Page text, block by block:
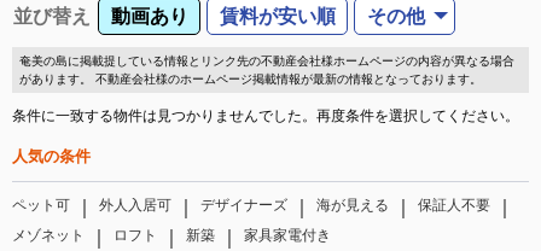
並び替え 動画あり 賃料が安い順 その他
奄美の島に掲載提している情報とリンク先の不動産会社様ホームページの内容が異なる場合
があります。 不動産会社様のホームページ掲載情報が最新の情報となっております。
条件に一致する物件は見つかりませんでした。再度条件を選択してください。
人気の条件
ペット可 ｜ 外人入居可 ｜ デザイナーズ ｜ 海が見える ｜ 保証人不要 ｜
メゾネット ｜ ロフト ｜ 新築 ｜ 家具家電付き